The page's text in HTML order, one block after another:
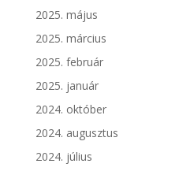
2025. május
2025. március
2025. február
2025. január
2024. október
2024. augusztus
2024. július